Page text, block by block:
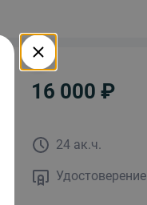
16 000 ₽
24 ак.ч.
Удостоверение